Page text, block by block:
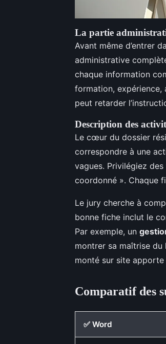
La partie
Avant même d’entrer
administrative
chaque information
formation, expérience,
peut retarder
Description des
Le cœur du dossier
correspondre à une
vagues. Privilégiez des
coordonné ». Chaque
Le jury cherche à
bonne fiche inclut le
Par exemple, un
montrer sa maîtrise
monté sur site apporte
Comparatif des
✅ Word